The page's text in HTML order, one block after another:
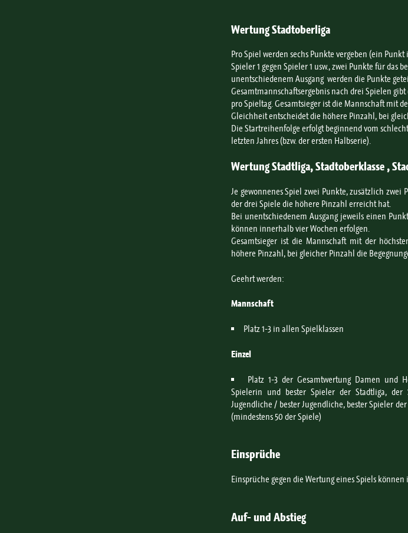
Wertung Stadtoberliga
Pro Spiel werden sechs Punkte vergeben (ein
Spieler 1 gegen Spieler 1 usw., zwei Punkte für das
unentschiedenem Ausgang werden die Punkte
Gesamtmannschaftsergebnis nach drei Spielen
pro Spieltag. Gesamtsieger ist die Mannschaft mit
Gleichheit entscheidet die höhere Pinzahl, bei
Die Startreihenfolge erfolgt beginnend vom
letzten Jahres (bzw. der ersten Halbserie).
Wertung Stadtliga, Stadtoberklasse ,
Je gewonnenes Spiel zwei Punkte, zusätzlich
der drei Spiele die höhere Pinzahl erreicht hat.
Bei unentschiedenem Ausgang jeweils einen
können innerhalb vier Wochen erfolgen.
Gesamtsieger ist die Mannschaft mit der
höhere Pinzahl, bei gleicher Pinzahl die
Geehrt werden:
Mannschaft
Platz 1-3 in allen Spielklassen
Einzel
Platz 1-3 der Gesamtwertung Damen und
Spielerin und bester Spieler der Stadtliga, der
Jugendliche / bester Jugendliche, bester Spieler
(mindestens 50 der Spiele)
Einsprüche
Einsprüche gegen die Wertung eines Spiels
Auf- und Abstieg